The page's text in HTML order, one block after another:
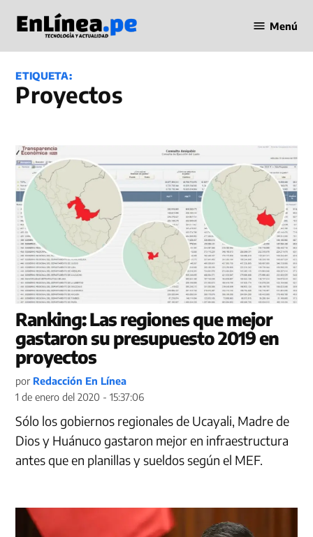
contenido
en Línea
Menú
ETIQUETA:
proyectos
Ranking: Las regiones que mejor
gastaron su presupuesto 2019 en
proyectos
por Redacción En Línea
1 de enero del 2020 - 15:37:06
Sólo los gobiernos regionales de Ucayali, Madre de
Dios y Huánuco gastaron mejor en infraestructura
antes que en planillas y sueldos según el MEF.